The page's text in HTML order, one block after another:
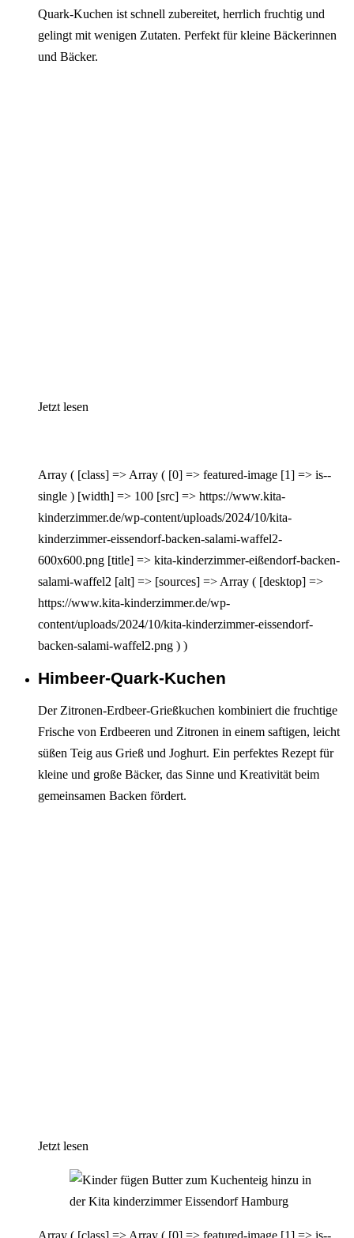
Quark-Kuchen ist schnell zubereitet, herrlich fruchtig und
gelingt mit wenigen Zutaten. Perfekt für kleine Bäckerinnen
und Bäcker.
Jetzt lesen
Array ( [class] => Array ( [0] => featured-image [1] => is--
single ) [width] => 100 [src] => https://www.kita-
kinderzimmer.de/wp-content/uploads/2024/10/kita-
kinderzimmer-eissendorf-backen-salami-waffel2-
600x600.png [title] => kita-kinderzimmer-eißendorf-backen-
salami-waffel2 [alt] => [sources] => Array ( [desktop] =>
https://www.kita-kinderzimmer.de/wp-
content/uploads/2024/10/kita-kinderzimmer-eissendorf-
backen-salami-waffel2.png ) )
Interagieren
Himbeer-Quark-Kuchen
Der Zitronen-Erdbeer-Grießkuchen kombiniert die fruchtige
Frische von Erdbeeren und Zitronen in einem saftigen, leicht
süßen Teig aus Grieß und Joghurt. Ein perfektes Rezept für
kleine und große Bäcker, das Sinne und Kreativität beim
gemeinsamen Backen fördert.
Jetzt lesen
Array ( [class] => Array ( [0] => featured-image [1] => is--